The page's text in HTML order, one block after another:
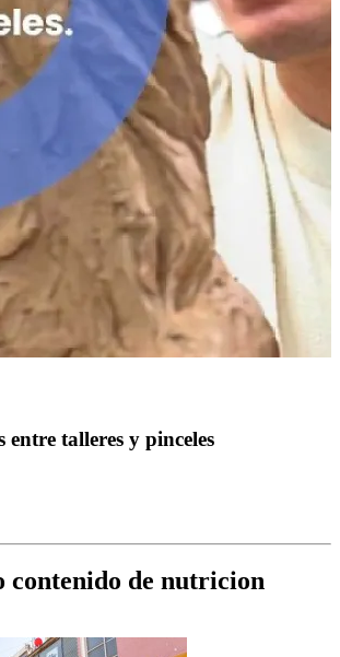
talleres y pinceles
contenido de nutricion